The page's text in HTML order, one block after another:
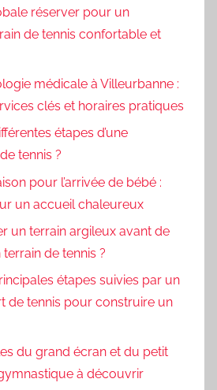
réserver pour un
de tennis confortable et
médicale à Villeurbanne :
clés et horaires pratiques
étapes d’une
tennis ?
pour l’arrivée de bébé :
un accueil chaleureux
un terrain argileux avant de
de tennis ?
étapes suivies par un
de tennis pour construire un
du grand écran et du petit
à découvrir